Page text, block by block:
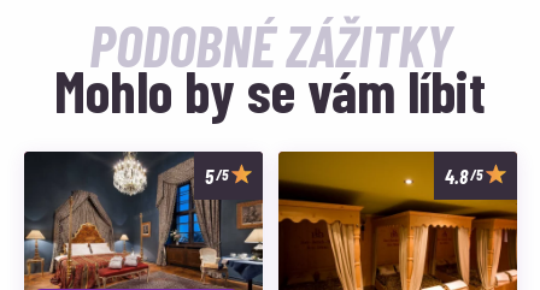
PODOBNÉ ZÁŽITKY
Mohlo by se vám líbit
/5 /5